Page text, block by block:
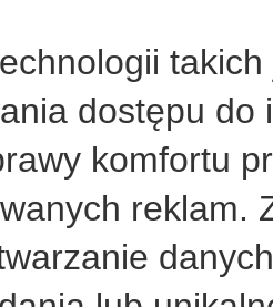
dostępu
komfortu
reklam.